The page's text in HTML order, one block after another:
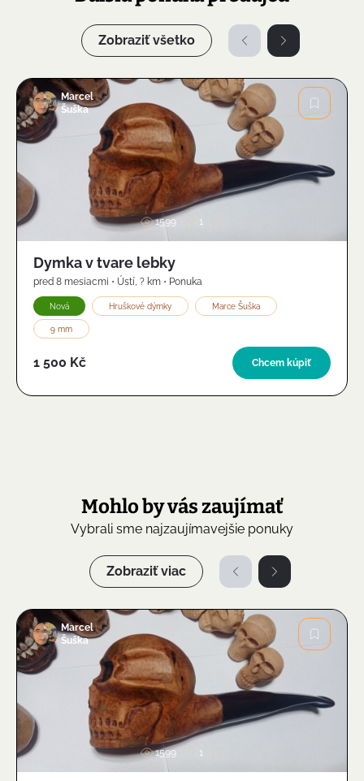
Zobraziť všetko
Obrázok
Marcel
Šuška
1599 1
Dymka v tvare lebky
pred 8 mesiacmi • Ústí, ? km • Ponuka
Nová Hruškové dýmky Marce Šuška
9 mm
1 500 Kč Chcem kúpiť
Mohlo by vás zaujímať
Vybrali sme najzaujímavejšie ponuky
Zobraziť viac
Obrázok
Marcel
Šuška
1599 1